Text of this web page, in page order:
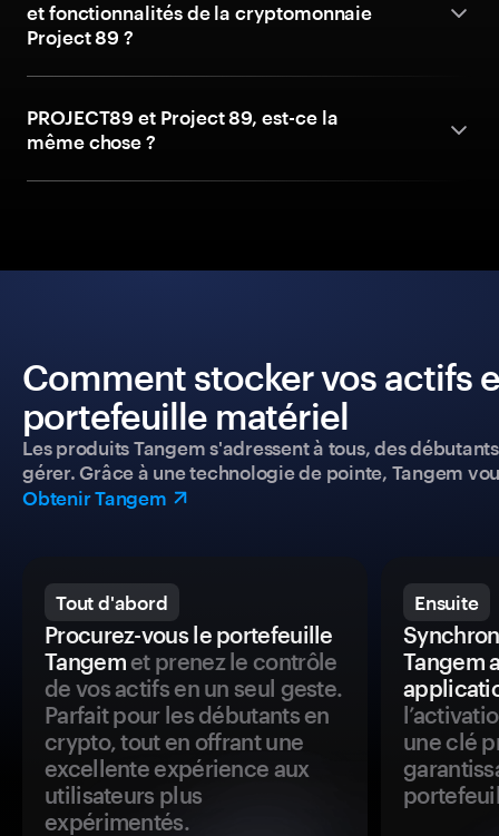
et fonctionnalités de la cryptomonnaie
Project 89 ?
PROJECT89 et Project 89, est-ce la
même chose ?
Comment stocker vos actifs
portefeuille matériel
Les produits Tangem s'adressent à tous, des
gérer. Grâce à une technologie de pointe, Tangem
Obtenir Tangem
Tout d'abord
Procurez-vous le portefeuille
Tangemet prenez le contrôle
de vos actifs en un seul geste.
Parfait pour les débutants en
crypto, tout en offrant une
excellente expérience aux
utilisateurs plus
expérimentés.
Ensuite
Tangem
une clé